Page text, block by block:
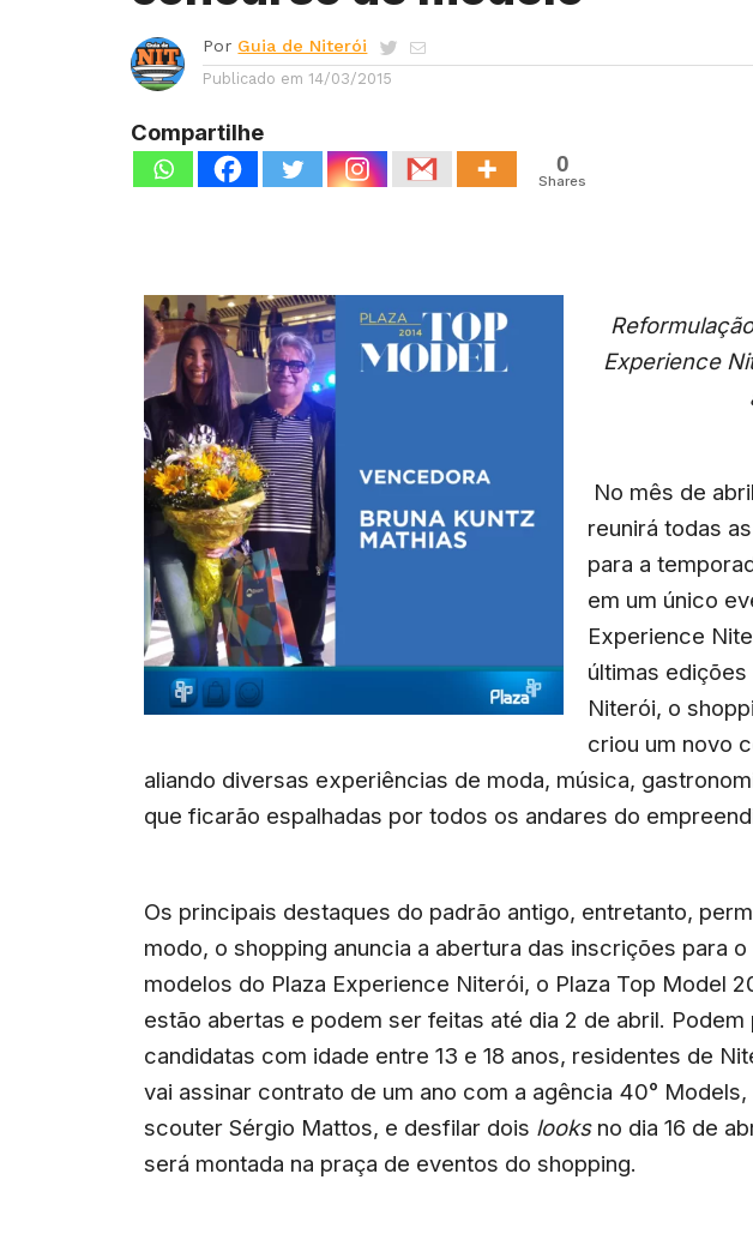
Por Guia de Niterói
Publicado em 14/03/2015
Compartilhe
0
Shares
Experience
No mês de
reunirá todas
para a
em um único
Experience
últimas
Niterói, o
criou um novo
aliando diversas experiências de moda, música,
que ficarão espalhadas por todos os andares do
Os principais destaques do padrão antigo, entretanto,
modo, o shopping anuncia a abertura das inscrições para
modelos do Plaza Experience Niterói, o Plaza Top Model
estão abertas e podem ser feitas até dia 2 de abril. Podem
candidatas com idade entre 13 e 18 anos, residentes de
vai assinar contrato de um ano com a agência 40°
scouter Sérgio Mattos, e desfilar dois looksno dia 16 de
será montada na praça de eventos do shopping.